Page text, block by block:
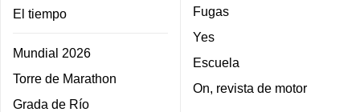
El tiempo
Mundial 2026
Torre de Marathon
Grada de Río
Fugas
Yes
Escuela
On, revista de motor